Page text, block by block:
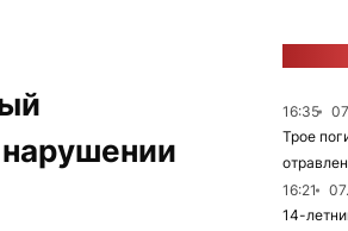
16:35
Трое
16:21
14-